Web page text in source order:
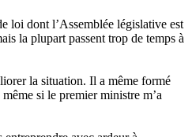
loi dont l’Assemblée législative est
la plupart passent trop de temps à
la situation. Il a même formé
si le premier ministre m’a